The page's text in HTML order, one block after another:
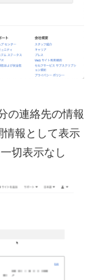
の連絡先の情報
情報として表示
切表示なし